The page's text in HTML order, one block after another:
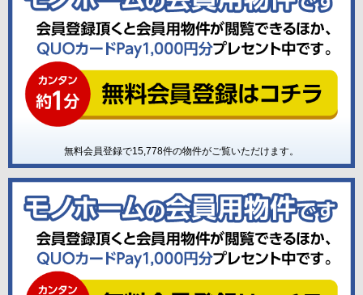
無料会員登録で15,778件の物件がご覧いただけます。